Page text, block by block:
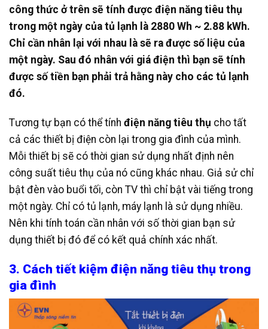
công thức ở trên sẽ tính được điện năng tiêu thụ
trong một ngày của tủ lạnh là 2880 Wh ~ 2.88 kWh.
Chỉ cần nhân lại với nhau là sẽ ra được số liệu của
một ngày. Sau đó nhân với giá điện thì bạn sẽ tính
được số tiền bạn phải trả hằng này cho các tủ lạnh
đó.
Tương tự bạn có thể tính điện năng tiêu thụ cho tất
cả các thiết bị điện còn lại trong gia đình của mình.
Mỗi thiết bị sẽ có thời gian sử dụng nhất định nên
công suất tiêu thụ của nó cũng khác nhau. Giả sử chỉ
bật đèn vào buổi tối, còn TV thì chỉ bật vài tiếng trong
một ngày. Chỉ có tủ lạnh, máy lạnh là sử dụng nhiều.
Nên khi tính toán cần nhân với số thời gian bạn sử
dụng thiết bị đó để có kết quả chính xác nhất.
3. Cách tiết kiệm điện năng tiêu thụ trong
gia đình